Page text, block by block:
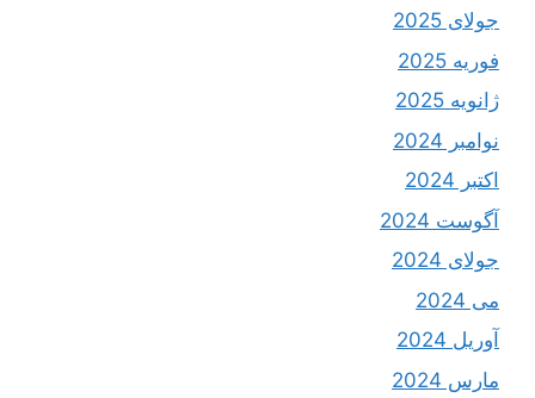
جولای 2025
فوریه 2025
ژانویه 2025
نوامبر 2024
اکتبر 2024
آگوست 2024
جولای 2024
می 2024
آوریل 2024
مارس 2024